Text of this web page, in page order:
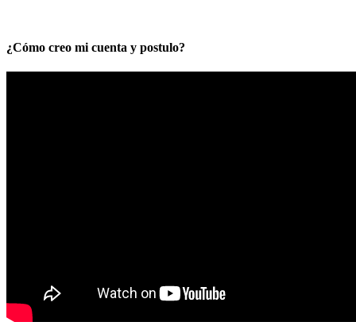
¿Cómo creo mi cuenta y postulo?